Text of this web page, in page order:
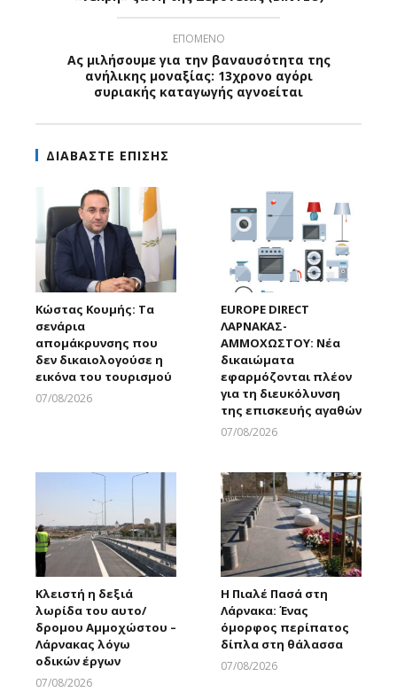
ΕΠΟΜΕΝΟ
Ας μιλήσουμε για την βαναυσότητα της
ανήλικης μοναξίας: 13χρονο αγόρι
συριακής καταγωγής αγνοείται
ΔΙΑΒΑΣΤΕ ΕΠΙΣΗΣ
Κώστας Κουμής: Τα
σενάρια
απομάκρυνσης που
δεν δικαιολογούσε η
εικόνα του τουρισμού
07/08/2026
EUROPE DIRECT
ΛΑΡΝΑΚΑΣ-
ΑΜΜΟΧΩΣΤΟΥ: Νέα
δικαιώματα
εφαρμόζονται πλέον
για τη διευκόλυνση
της επισκευής αγαθών
07/08/2026
Κλειστή η δεξιά
λωρίδα του αυτο/
δρομου Αμμοχώστου –
Λάρνακας λόγω
οδικών έργων
07/08/2026
Η Πιαλέ Πασά στη
Λάρνακα: Ένας
όμορφος περίπατος
δίπλα στη θάλασσα
07/08/2026